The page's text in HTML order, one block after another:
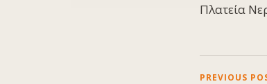
Πλατεία
PREVIOUS